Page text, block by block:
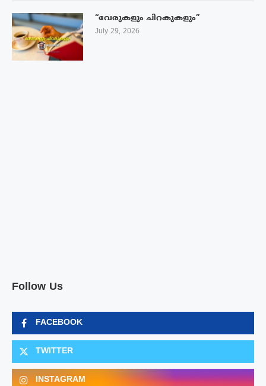
“വേരുകളും ചിറകുകളും”
July 29, 2026
Follow Us
FACEBOOK
TWITTER
INSTAGRAM